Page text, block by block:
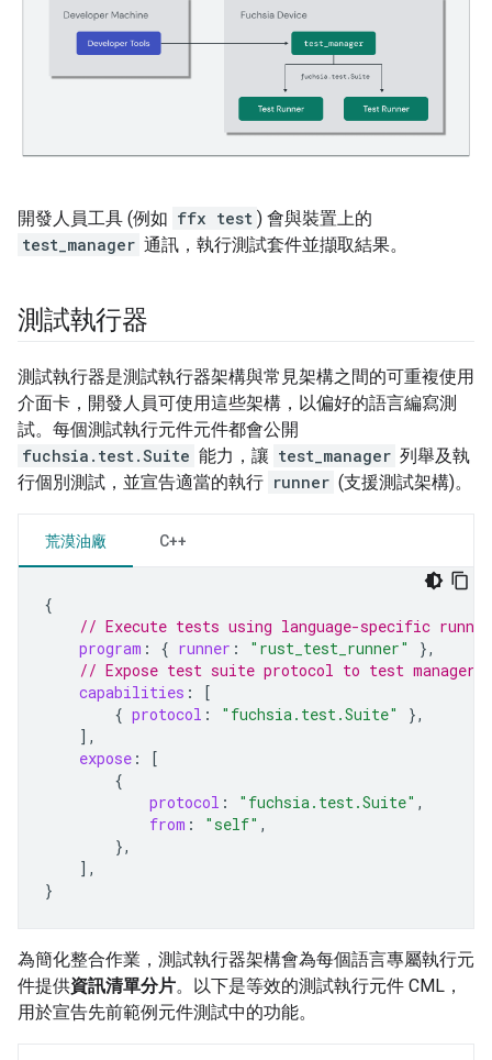
開發人員工具 (例如 ffx test ) 會與裝置上的
test_manager 通訊，執行測試套件並擷取結果。
測試執行器
測試執行器是測試執行器架構與常見架構之間的可重複使用
介面卡，開發人員可使用這些架構，以偏好的語言編寫測
試。每個測試執行元件元件都會公開
fuchsia.test.Suite 能力，讓 test_manager 列舉及執
行個別測試，並宣告適當的執行 runner (支援測試架構)。
荒漠油廠 C++
{
// Execute tests using language-specific runner
program : { runner : "rust_test_runner"
},
// Expose test suite protocol to test manager
capabilities :
[
{ protocol : "fuchsia.test.Suite"
},
],
expose :
[
{
protocol : "fuchsia.test.Suite" ,
from : "self" ,
},
],
}
為簡化整合作業，測試執行器架構會為每個語言專屬執行元
件提供資訊清單分片。以下是等效的測試執行元件 CML，
用於宣告先前範例元件測試中的功能。